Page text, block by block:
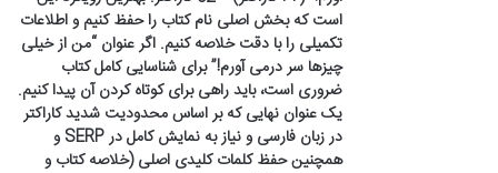
است که بخش اصلی نام کتاب را حفظ کنیم و اطلاعات
تکمیلی را با دقت خلاصه کنیم. اگر عنوان “من از خیلی
چیزها سر درمی آورم!” برای شناسایی کامل کتاب
ضروری است، باید راهی برای کوتاه کردن آن پیدا کنیم.
یک عنوان نهایی که بر اساس محدودیت شدید کاراکتر
در زبان فارسی و نیاز به نمایش کامل در SERP و
همچنین حفظ کلمات کلیدی اصلی (خلاصه کتاب و